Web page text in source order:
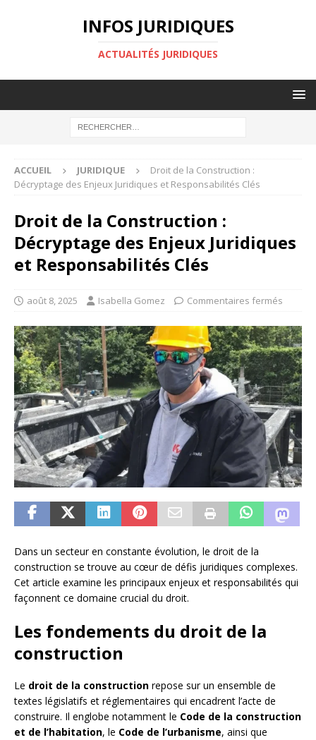
INFOS JURIDIQUES
ACTUALITÉS JURIDIQUES
ACCUEIL JURIDIQUE
Droit de la Construction :
Décryptage des Enjeux Juridiques et Responsabilités Clés
Droit de la Construction :
Décryptage des Enjeux Juridiques
et Responsabilités Clés
août 8, 2025 Isabella Gomez Commentaires fermés
Dans un secteur en constante évolution, le droit de la
construction se trouve au cœur de défis juridiques complexes.
Cet article examine les principaux enjeux et responsabilités qui
façonnent ce domaine crucial du droit.
Les fondements du droit de la
construction
Le droit de la construction repose sur un ensemble de
textes législatifs et réglementaires qui encadrent l’acte de
construire. Il englobe notamment le Code de la construction
et de l’habitation, le Code de l’urbanisme, ainsi que